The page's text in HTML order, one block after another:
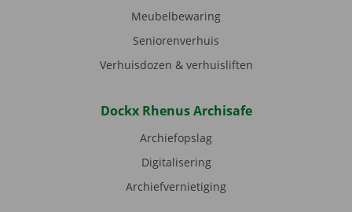
Meubelbewaring
Seniorenverhuis
Verhuisdozen & verhuisliften
Dockx Rhenus Archisafe
Archiefopslag
Digitalisering
Archiefvernietiging